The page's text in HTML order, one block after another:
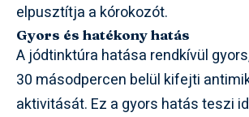
elpusztítja a kórokozót.
Gyors és hatékony hatás
A jódtinktúra hatása rendkívül
30 másodpercen belül kifejti
aktivitását. Ez a gyors hatás teszi